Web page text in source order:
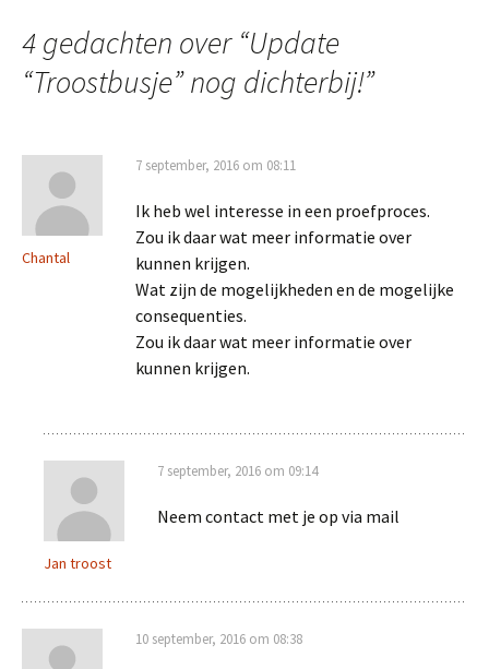
4 gedachten over “Update
“Troostbusje” nog dichterbij!”
Chantal
7 september, 2016 om 08:11
Ik heb wel interesse in een proefproces.
Zou ik daar wat meer informatie over
kunnen krijgen.
Wat zijn de mogelijkheden en de mogelijke
consequenties.
Zou ik daar wat meer informatie over
kunnen krijgen.
Jan troost
7 september, 2016 om 09:14
Neem contact met je op via mail
10 september, 2016 om 08:38